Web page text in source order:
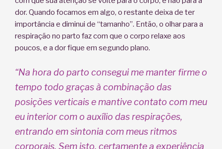
dor. Quando focamos em algo, o restante deixa de ter
importância e diminui de “tamanho”. Então, o olhar para a
respiração no parto faz com que o corpo relaxe aos
poucos, e a dor fique em segundo plano.
“Na hora do parto consegui me manter firme o
tempo todo graçasà combinação das
posições verticaise mantivecontato com meu
eu interior como auxílio das respirações,
entrando emsintonia com meus ritmos
corporais. Sem isto, certamentea experiência